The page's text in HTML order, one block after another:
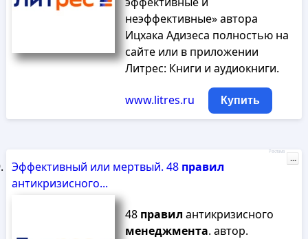
неэффективные» автора
Ицхака Адизеса полностью на
сайте или в приложении
Литрес: Книги и аудиокниги.
www.litres.ru Купить
Эффективный или мертвый. 48 правил
антикризисного...
48 правил антикризисного
менеджмента. автор.
Реклама
...